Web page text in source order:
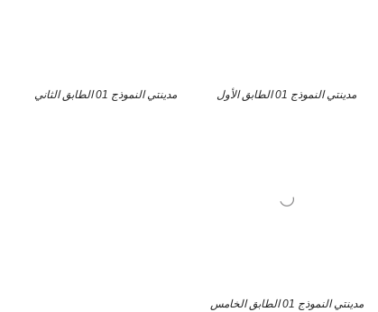
مدينتي النموذج 01 الطابق الأول مدينتي النموذج 01 الطابق الثاني
مدينتي النموذج 01 الطابق الخامس